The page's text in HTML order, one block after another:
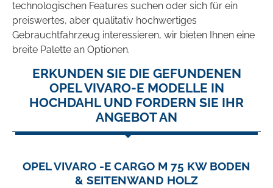
technologischen Features suchen oder sich für ein
preiswertes, aber qualitativ hochwertiges
Gebrauchtfahrzeug interessieren, wir bieten Ihnen eine
breite Palette an Optionen.
ERKUNDEN SIE DIE GEFUNDENEN
OPEL VIVARO-E MODELLE IN
HOCHDAHL UND FORDERN SIE IHR
ANGEBOT AN
OPEL VIVARO -E CARGO M 75 KW BODEN
& SEITENWAND HOLZ